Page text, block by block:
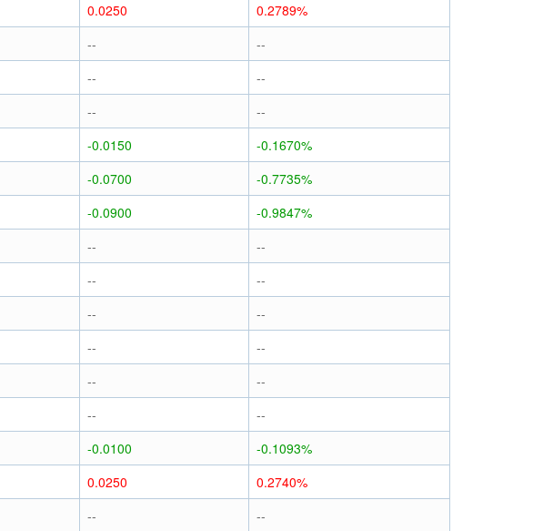
0.0250
0.2789%
--
--
--
--
--
--
-0.0150
-0.1670%
-0.0700
-0.7735%
-0.0900
-0.9847%
--
--
--
--
--
--
--
--
--
--
--
--
-0.0100
-0.1093%
0.0250
0.2740%
--
--